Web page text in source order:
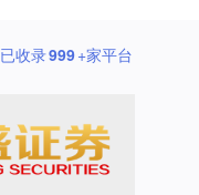
已收录999+家平台